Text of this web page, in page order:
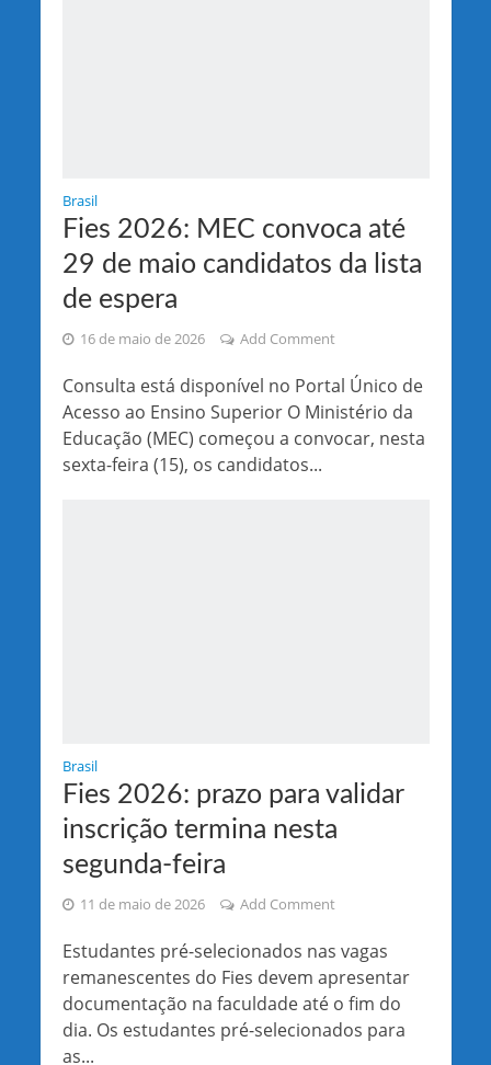
Brasil
Fies 2026: MEC convoca até
29 de maio candidatos da lista
de espera
16 de maio de 2026 Add Comment
Consulta está disponível no Portal Único de
Acesso ao Ensino Superior O Ministério da
Educação (MEC) começou a convocar, nesta
sexta-feira (15), os candidatos...
Brasil
Fies 2026: prazo para validar
inscrição termina nesta
segunda-feira
11 de maio de 2026 Add Comment
Estudantes pré-selecionados nas vagas
remanescentes do Fies devem apresentar
documentação na faculdade até o fim do
dia. Os estudantes pré-selecionados para
as...